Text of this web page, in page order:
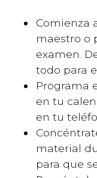
Comienza
maestro o
examen.
todo para
Programa
en tu
en tu
material
para que